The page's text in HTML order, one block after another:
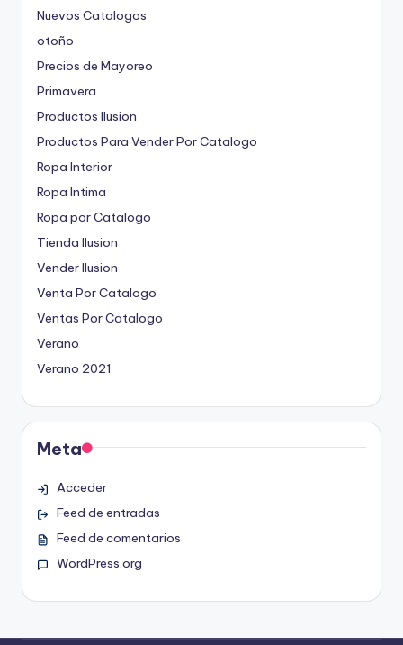
Nuevos Catalogos
otoño
Precios de Mayoreo
Primavera
Productos Ilusion
Productos Para Vender Por Catalogo
Ropa Interior
Ropa Intima
Ropa por Catalogo
Tienda Ilusion
Vender Ilusion
Venta Por Catalogo
Ventas Por Catalogo
Verano
Verano 2021
Meta
Acceder
Feed de entradas
Feed de comentarios
WordPress.org